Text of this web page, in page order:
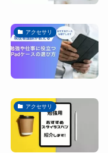
アクセサリ
アクセサリ